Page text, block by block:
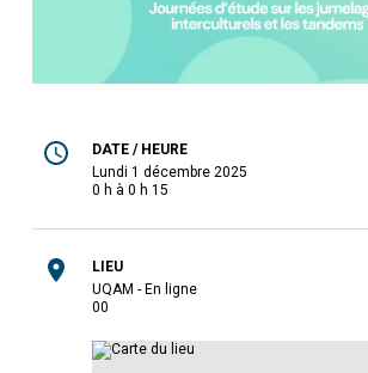
DATE / HEURE
lundi 1 décembre 2025
0 h à 0 h 15
LIEU
UQAM - En ligne
00